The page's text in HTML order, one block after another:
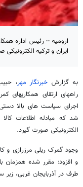
ارومیه -- رئیس اداره
ایران و ترکیه
به گزارش خبرنگار مهر،
راههای ارتقای همکاریهای
اجرای سیاست های بالا
شد که مبادله اطلاعات
الکترونیکی صورت گیرد.
وجود گمرک ریلی مرزرازی و
و افزود: مقرر شده
طرف در آذربایجان غربی،